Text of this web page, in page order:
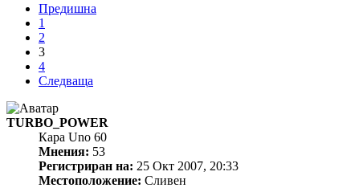
Предишна
1
2
3
4
Следваща
TURBO_POWER
Кара Uno 60
Мнения: 53
Регистриран на: 25 Окт 2007, 20:33
Местоположение: Сливен